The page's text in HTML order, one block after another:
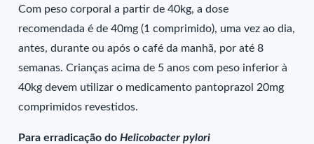
Com peso corporal a partir de 40kg, a dose
recomendada é de 40mg (1 comprimido), uma vez ao dia,
antes, durante ou após o café da manhã, por até 8
semanas. Crianças acima de 5 anos com peso inferior à
40kg devem utilizar o medicamento pantoprazol 20mg
comprimidos revestidos.
Para erradicação doHelicobacter pylori